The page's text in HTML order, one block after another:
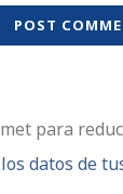
para
datos de